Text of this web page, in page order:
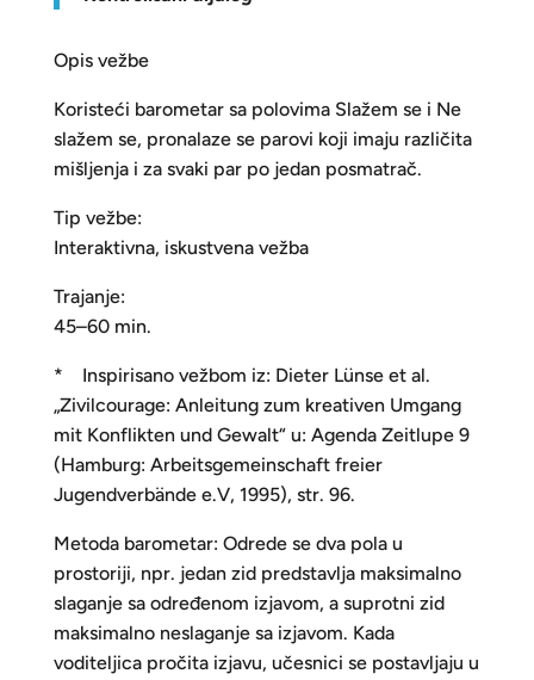
Opis vežbe
Koristeći barometar sa polovima Slažem se i Ne
slažem se, pronalaze se parovi koji imaju različita
mišljenja i za svaki par po jedan posmatrač.
Tip vežbe:
Interaktivna, iskustvena vežba
Trajanje:
45–60 min.
* Inspirisano vežbom iz: Dieter Lünse et al.
„Zivilcourage: Anleitung zum kreativen Umgang
mit Konflikten und Gewalt“ u: Agenda Zeitlupe 9
(Hamburg: Arbeitsgemeinschaft freier
Jugendverbände e.V, 1995), str. 96.
Metoda barometar: Odrede se dva pola u
prostoriji, npr. jedan zid predstavlja maksimalno
slaganje sa određenom izjavom, a suprotni zid
maksimalno neslaganje sa izjavom. Kada
voditeljica pročita izjavu, učesnici se postavljaju u